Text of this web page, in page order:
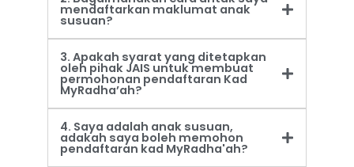
mendaftarkan maklumat anak
susuan?
3. Apakah syarat yang ditetapkan
oleh pihak JAIS untuk membuat
permohonan pendaftaran Kad
MyRadha’ah?
4. Saya adalah anak susuan,
adakah saya boleh memohon
pendaftaran kad MyRadha'ah?